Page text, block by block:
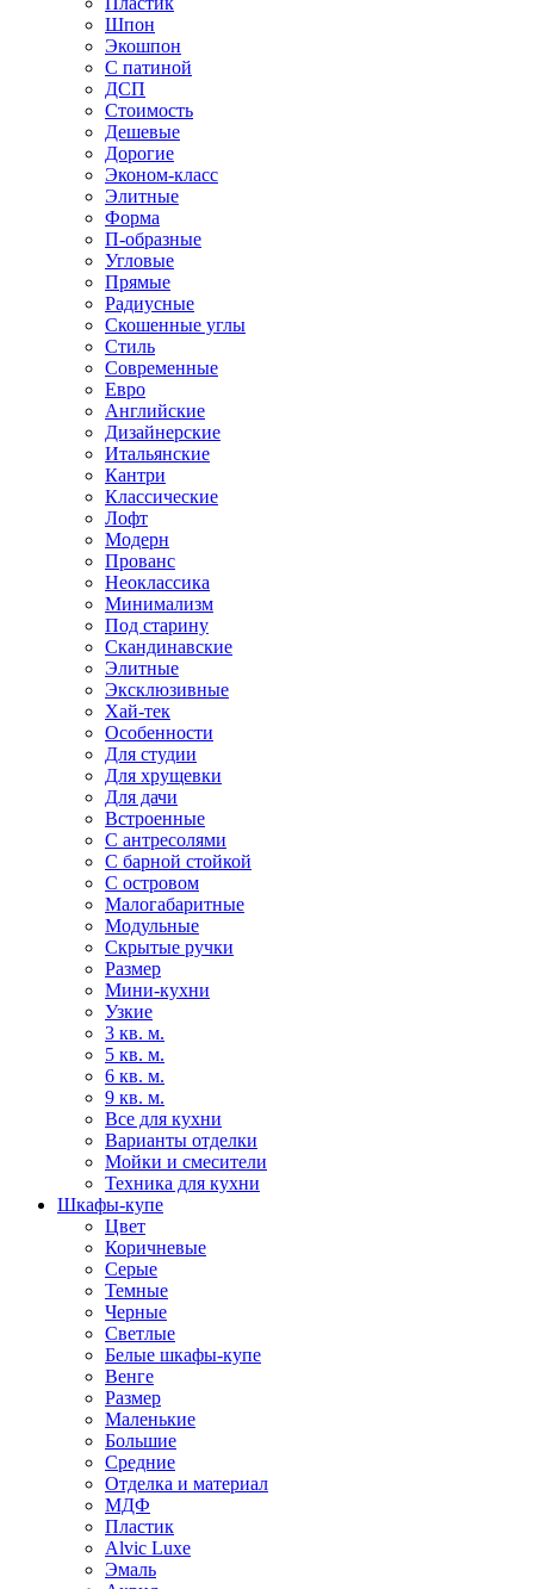
Шпон
Экошпон
С патиной
ДСП
Стоимость
Дешевые
Дорогие
Эконом-класс
Элитные
Форма
П-образные
Угловые
Прямые
Радиусные
Скошенные углы
Стиль
Современные
Евро
Английские
Дизайнерские
Итальянские
Кантри
Классические
Лофт
Модерн
Прованс
Неоклассика
Минимализм
Под старину
Скандинавские
Элитные
Эксклюзивные
Хай-тек
Особенности
Для студии
Для хрущевки
Для дачи
Встроенные
С антресолями
С барной стойкой
С островом
Малогабаритные
Модульные
Скрытые ручки
Размер
Мини-кухни
Узкие
3 кв. м.
5 кв. м.
6 кв. м.
9 кв. м.
Все для кухни
Варианты отделки
Мойки и смесители
Техника для кухни
Шкафы-купе
Цвет
Коричневые
Серые
Темные
Черные
Светлые
Белые шкафы-купе
Венге
Размер
Маленькие
Большие
Средние
Отделка и материал
МДФ
Пластик
Alvic Luxe
Эмаль